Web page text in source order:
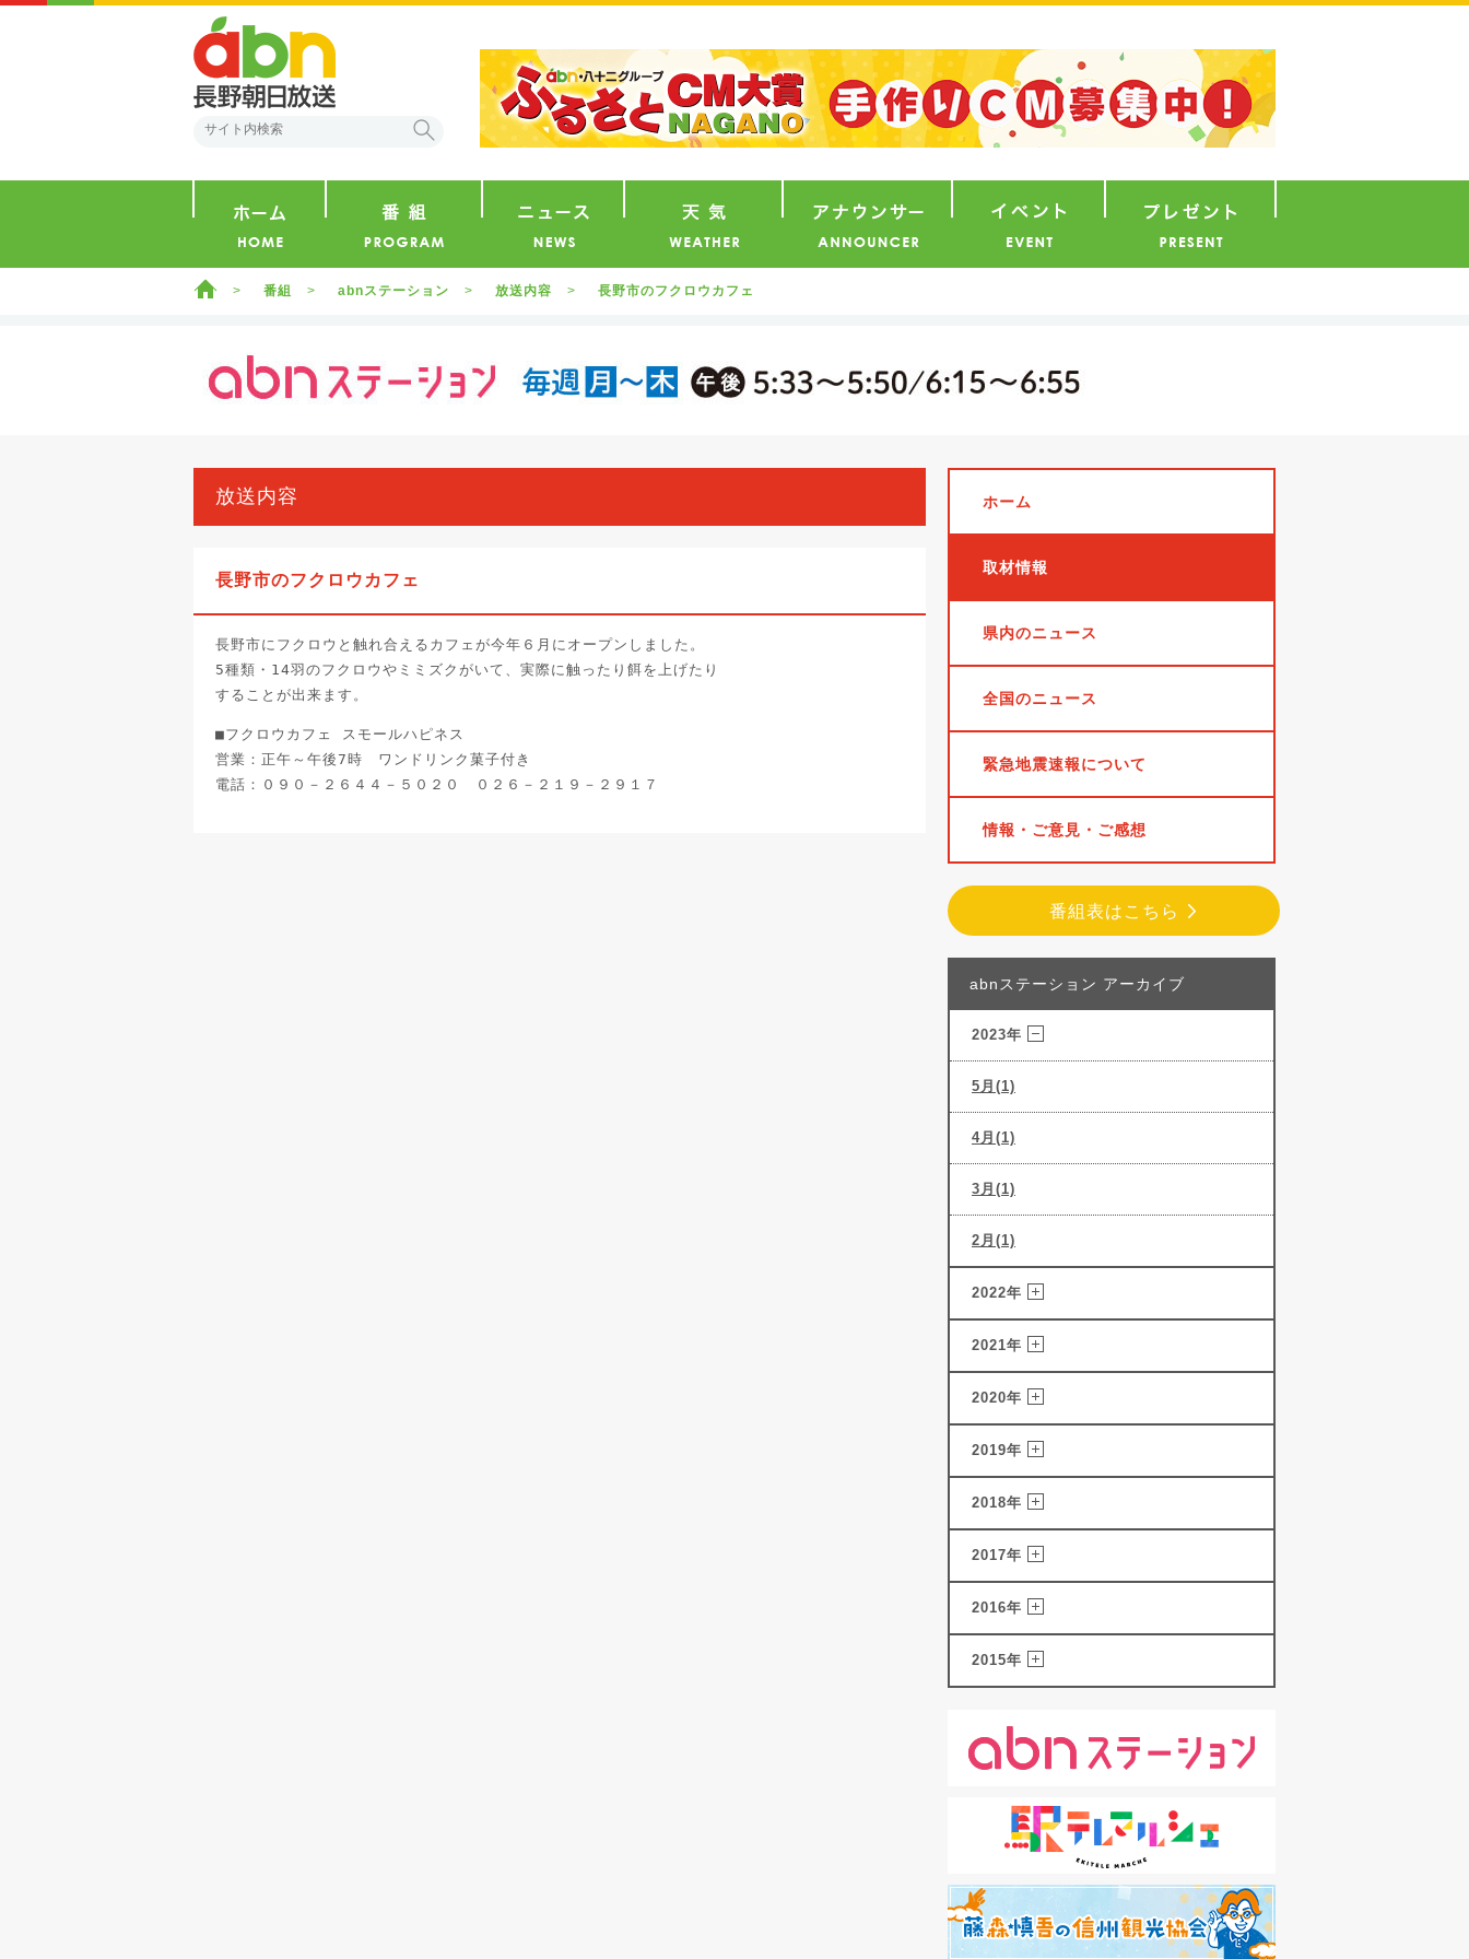
ホーム 番組 abnステーション 放送内容 長野市のフクロウカフェ
放送内容
長野市のフクロウカフェ
長野市にフクロウと触れ合えるカフェが今年６月にオープンしました。
5種類・14羽のフクロウやミミズクがいて、実際に触ったり餌を上げたり
することが出来ます。
■フクロウカフェ スモールハピネス
営業：正午～午後7時 ワンドリンク菓子付き
電話：０９０－２６４４－５０２０ ０２６－２１９－２９１７
ホーム
取材情報
県内のニュース
全国のニュース
緊急地震速報について
情報・ご意見・ご感想
番組表はこちら
abnステーション アーカイブ
2023年
5月(1)
4月(1)
3月(1)
2月(1)
2022年
2021年
2020年
2019年
2018年
2017年
2016年
2015年